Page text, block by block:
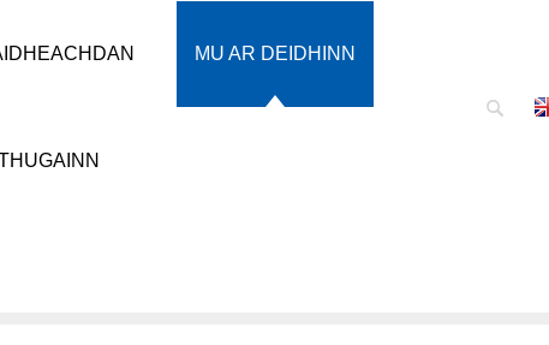
MU AR DEIDHINN